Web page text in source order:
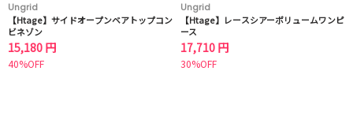
Ungrid
【Htage】サイドオープンベアトップコン
ビネゾン
15,180 円
40%OFF
Ungrid
【Htage】レースシアーボリュームワンピ
ース
17,710 円
30%OFF